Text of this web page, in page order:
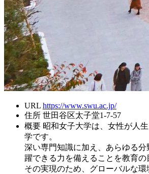
URL https://www.swu.ac.jp/
住所 世田谷区太子堂1-7-57
概要 昭和女子大学は、女性が人
学です。
深い専門知識に加え、あらゆる
躍できる力を備えることを教育の
その実現のため、グローバルな環